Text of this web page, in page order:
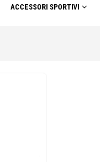
ACCESSORI SPORTIVI